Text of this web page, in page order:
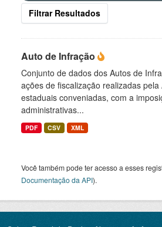
Filtrar Resultados
Auto de Infração
Conjunto de dados dos Autos de
ações de fiscalização realizadas
estaduais conveniadas, com a
administrativas...
PDF CSV XML
Você também pode ter acesso a esses
Documentação da API).